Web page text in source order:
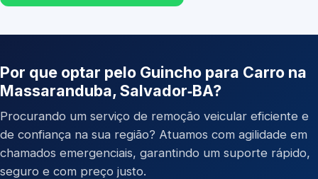
Por que optar pelo Guincho para Carro na
Massaranduba, Salvador‑BA?
Procurando um serviço de remoção veicular eficiente e
de confiança na sua região? Atuamos com agilidade em
chamados emergenciais, garantindo um suporte rápido,
seguro e com preço justo.